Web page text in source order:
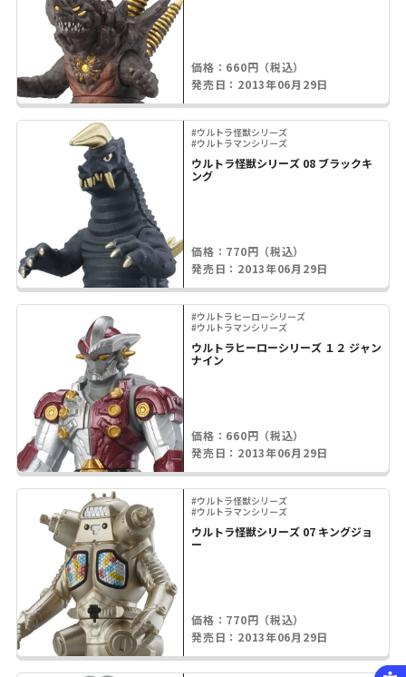
価格：660円（税込）
発売日：2013年06月29日
#ウルトラ怪獣シリーズ
#ウルトラマンシリーズ
ウルトラ怪獣シリーズ 08 ブラックキ
ング
価格：770円（税込）
発売日：2013年06月29日
#ウルトラヒーローシリーズ
#ウルトラマンシリーズ
ウルトラヒーローシリーズ １２ ジャン
ナイン
価格：660円（税込）
発売日：2013年06月29日
#ウルトラ怪獣シリーズ
#ウルトラマンシリーズ
ウルトラ怪獣シリーズ 07 キングジョ
ー
価格：770円（税込）
発売日：2013年06月29日